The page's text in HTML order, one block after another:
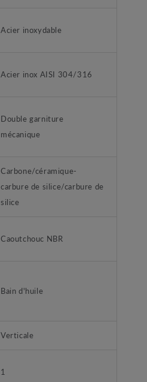
Acier inoxydable
Acier inox AISI 304/316
Double garniture
mécanique
Carbone/céramique-
carbure de silice/carbure de
silice
Caoutchouc NBR
Bain d'huile
Verticale
1